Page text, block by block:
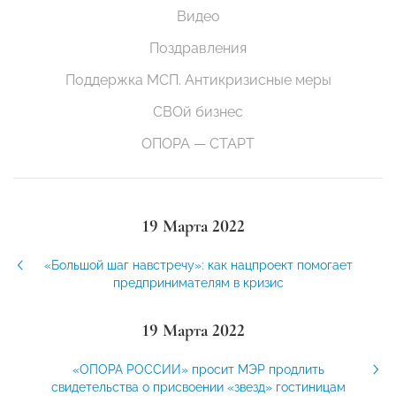
Видео
Поздравления
Поддержка МСП. Антикризисные меры
СВОй бизнес
ОПОРА — СТАРТ
19 Марта 2022
«Большой шаг навстречу»: как нацпроект помогает
предпринимателям в кризис
19 Марта 2022
«ОПОРА РОССИИ» просит МЭР продлить
свидетельства о присвоении «звезд» гостиницам